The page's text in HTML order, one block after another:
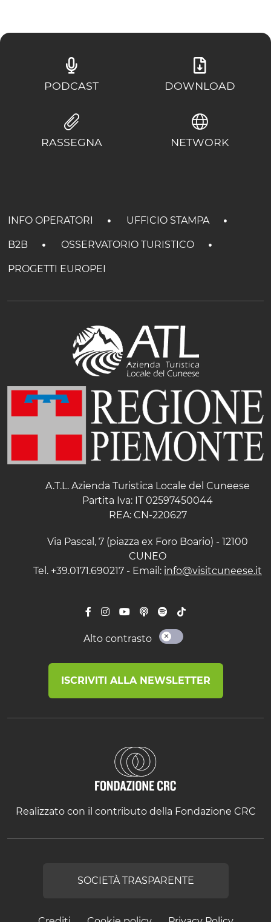
PODCAST DOWNLOAD
RASSEGNA NETWORK
INFO OPERATORI UFFICIO STAMPA
B2B OSSERVATORIO TURISTICO
PROGETTI EUROPEI
A.T.L. Azienda Turistica Locale del Cuneese
Partita Iva: IT 02597450044
REA: CN-220627
Via Pascal, 7 (piazza ex Foro Boario) - 12100
CUNEO
Tel. +39.0171.690217 - Email: info@visitcuneese.it
Alto contrasto
ISCRIVITI ALLA NEWSLETTER
Realizzato con il contributo della Fondazione CRC
SOCIETÀ TRASPARENTE